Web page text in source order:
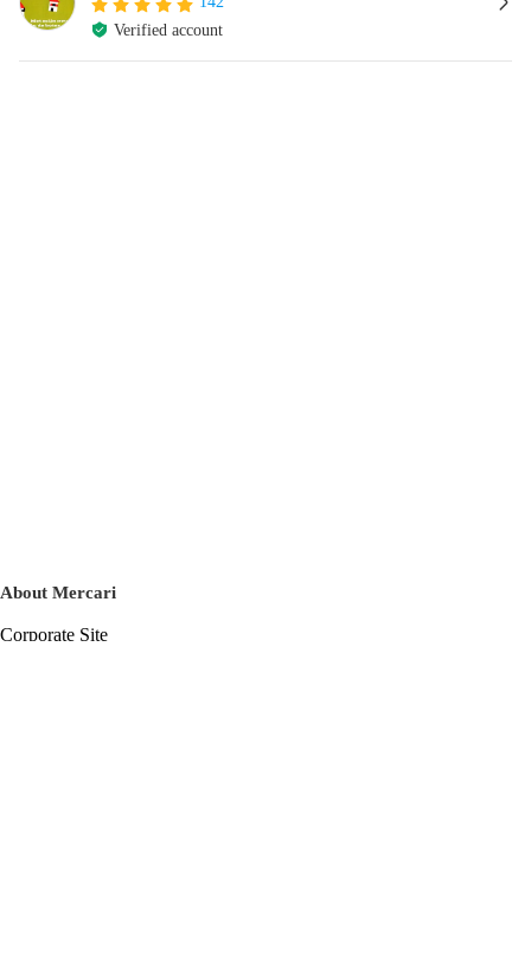
Verified account
About Mercari
Corporate Site